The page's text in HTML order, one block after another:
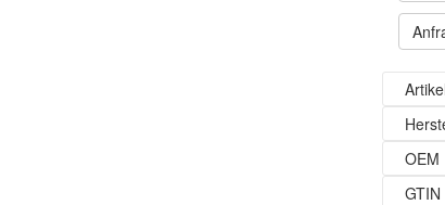
OEM
GTIN